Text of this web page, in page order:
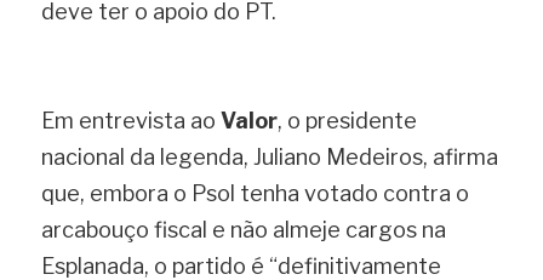
deve ter o apoio do PT.
Em entrevista ao Valor, o presidente
nacional da legenda, Juliano Medeiros, afirma
que, embora o Psol tenha votado contra o
arcabouço fiscal e não almeje cargos na
Esplanada, o partido é “definitivamente